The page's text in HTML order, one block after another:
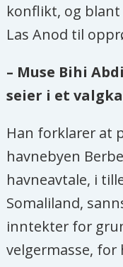
konflikt, og
Las Anod til
– Muse Bihi
seier i et
Han forklarer at
havnebyen
havneavtale, i
Somaliland,
inntekter for
velgermasse, for